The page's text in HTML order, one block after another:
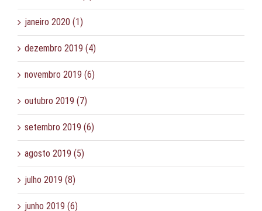
janeiro 2020 (1)
dezembro 2019 (4)
novembro 2019 (6)
outubro 2019 (7)
setembro 2019 (6)
agosto 2019 (5)
julho 2019 (8)
junho 2019 (6)